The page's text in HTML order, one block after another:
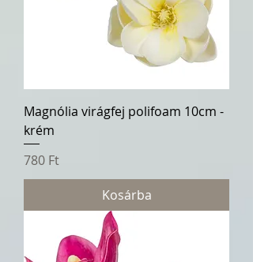
Magnólia virágfej polifoam 10cm -
krém
Ár
780 Ft
Kosárba